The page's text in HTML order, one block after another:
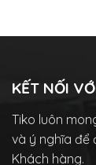
KẾT NỐI
Tiko luôn
và ý nghĩa để
Khách hàng.